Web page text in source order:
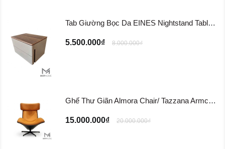
Tab Giường Bọc Da EINES Nightstand Table TG122
5.500.000₫ 8.000.000₫
Ghế Thư Giãn Almora Chair/ Tazzana Armchair GTG11
15.000.000₫ 20.000.000₫